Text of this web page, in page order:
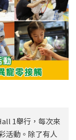
1舉行，每次來
活動。除了有人